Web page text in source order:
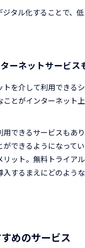
タル化することで、
ーネットサービス
トを介して利用できる
ことがインターネット
用できるサービスもあ
できるようになって
リット。無料トライア
入するまえにどのよう
めのサービス